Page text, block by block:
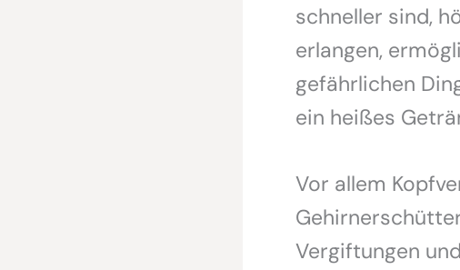
schneller sind,
erlangen,
gefährlichen
ein heißes
Vor allem
Vergiftungen